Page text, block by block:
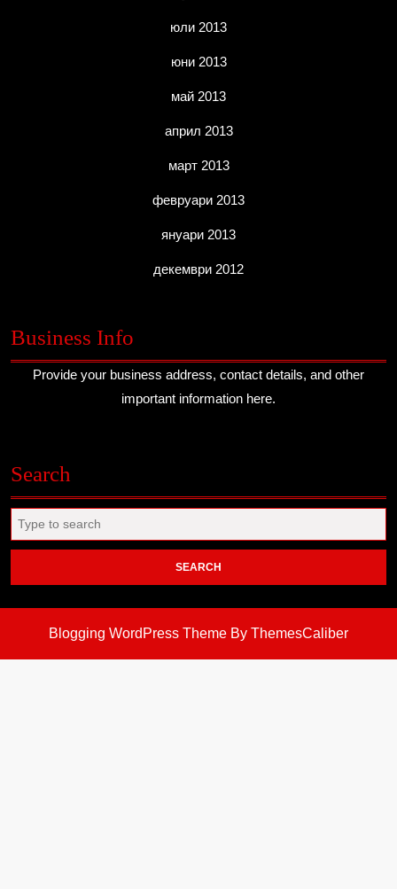
юли 2013
юни 2013
май 2013
април 2013
март 2013
февруари 2013
януари 2013
декември 2012
Business Info
Provide your business address, contact details, and other
important information here.
Search
for:
Blogging WordPress Theme By ThemesCaliber